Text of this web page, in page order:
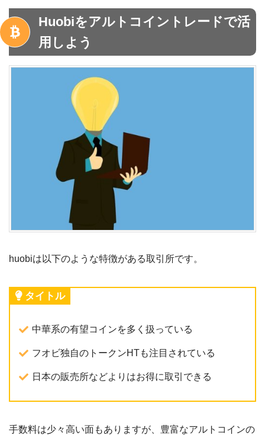
Huobiをアルトコイントレードで活
用しよう
huobiは以下のような特徴がある取引所です。
タイトル
中華系の有望コインを多く扱っている
フオビ独自のトークンHTも注目されている
日本の販売所などよりはお得に取引できる
手数料は少々高い面もありますが、豊富なアルトコインの